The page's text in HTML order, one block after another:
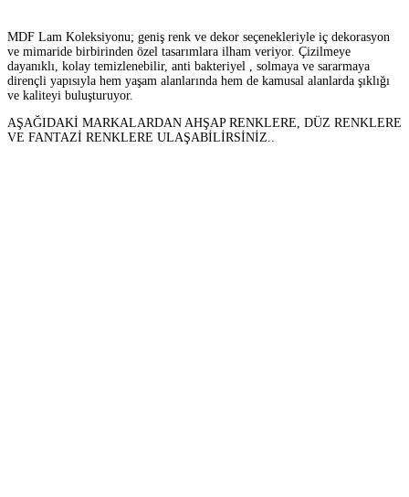
MDF Lam Koleksiyonu; geniş renk ve dekor seçenekleriyle iç dekorasyon
ve mimaride birbirinden özel tasarımlara ilham veriyor. Çizilmeye
dayanıklı, kolay temizlenebilir, anti bakteriyel , solmaya ve sararmaya
dirençli yapısıyla hem yaşam alanlarında hem de kamusal alanlarda şıklığı
ve kaliteyi buluşturuyor.
AŞAĞIDAKİ MARKALARDAN AHŞAP RENKLERE, DÜZ RENKLERE
VE FANTAZİ RENKLERE ULAŞABİLİRSİNİZ..